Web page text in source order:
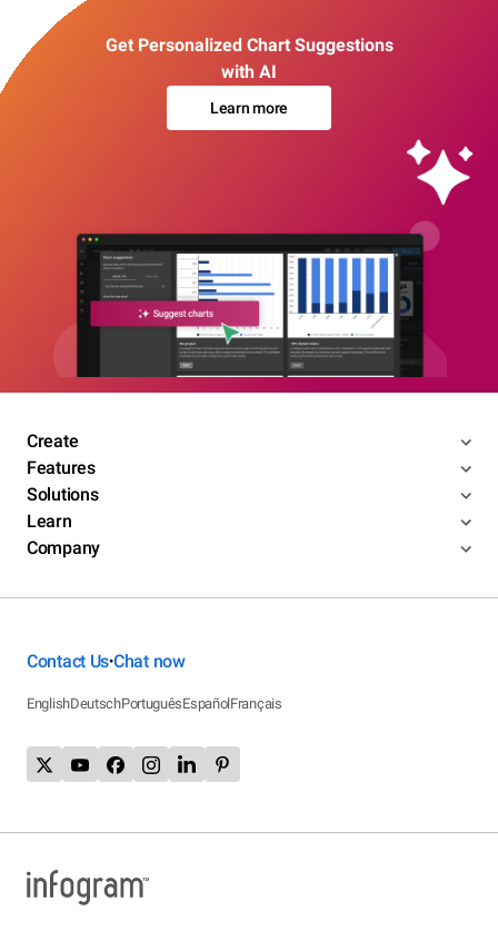
Get Personalized Chart Suggestions
with AI
Learn more
Create
Features
Solutions
Learn
Company
Contact Us•Chat now
EnglishDeutschPortuguêsEspañolFrançais